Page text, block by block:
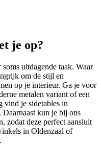
je op?
uitdagende taak. Waar
om de stijl en
op je interieur. Ga je voor
metalen variant of een
vind je sidetables in
kun je bij ons
zodat deze perfect aansluit
in Oldenzaal of